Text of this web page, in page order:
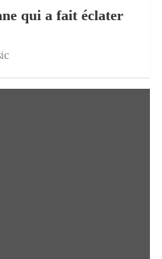
qui a fait éclater